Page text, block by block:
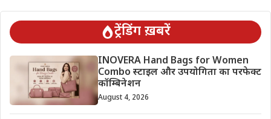
ट्रेंडिंग ख़बरें
INOVERA Hand Bags for Women
Combo स्टाइल और उपयोगिता का परफेक्ट
कॉम्बिनेशन
August 4, 2026